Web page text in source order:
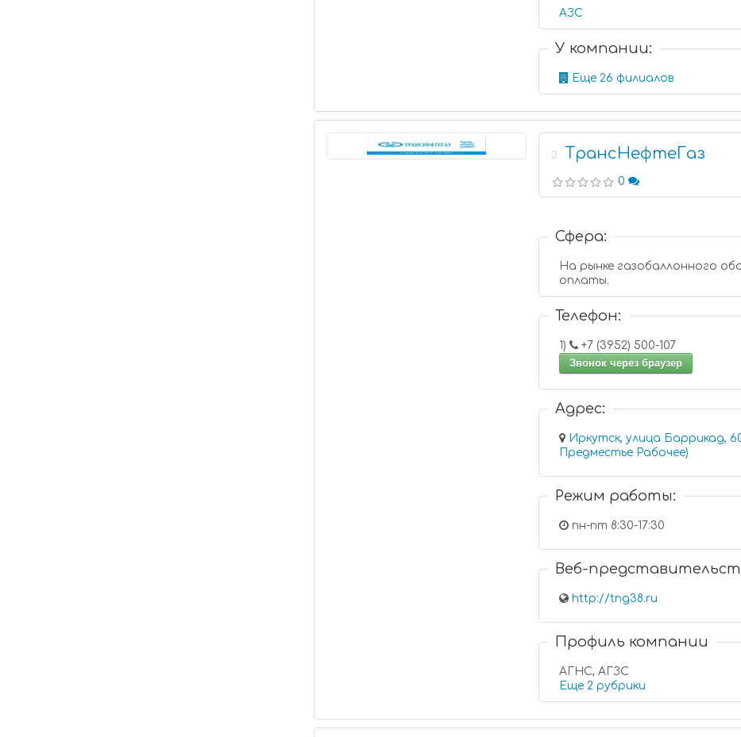
АЗС
У компании:
Еще 26 филиалов
3 ТрансНефтеГаз
0
Сфера:
На рынке газобаллонного
оплаты.
Телефон:
1)
+7 (3952) 500-107
Звонок через браузер
Адрес:
Иркутск, улица Баррикад,
Предместье Рабочее)
Режим работы:
пн-пт 8:30-17:30
Веб-
http://tng38.ru
Профиль компании
АГНС, АГЗС
Еще 2 рубрики